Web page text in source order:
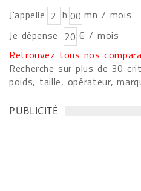
J'appelle h
mn / mois
Je dépense
€ / mois
Retrouvez tous nos
Recherche sur plus de 30
poids, taille, opérateur,
PUBLICITÉ